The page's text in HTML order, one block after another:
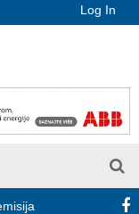
Log In
Proizvodnja